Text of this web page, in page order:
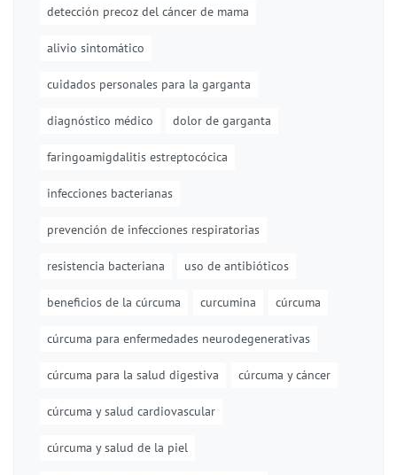
detección precoz del cáncer de mama
alivio sintomático
cuidados personales para la garganta
diagnóstico médico dolor de garganta
faringoamigdalitis estreptocócica
infecciones bacterianas
prevención de infecciones respiratorias
resistencia bacteriana uso de antibióticos
beneficios de la cúrcuma curcumina cúrcuma
cúrcuma para enfermedades neurodegenerativas
cúrcuma para la salud digestiva cúrcuma y cáncer
cúrcuma y salud cardiovascular
cúrcuma y salud de la piel